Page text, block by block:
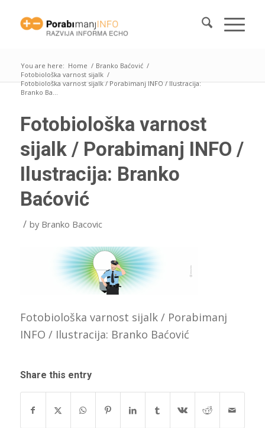
You are here: Home / Branko Baćović /
Fotobiološka varnost sijalk /
Fotobiološka varnost sijalk / Porabimanj INFO / Ilustracija:
Branko Ba...
Fotobiološka varnost
sijalk / Porabimanj INFO /
Ilustracija: Branko
Baćović
/ by Branko Bacovic
Fotobiološka varnost sijalk / Porabimanj
INFO / Ilustracija: Branko Baćović
Share this entry